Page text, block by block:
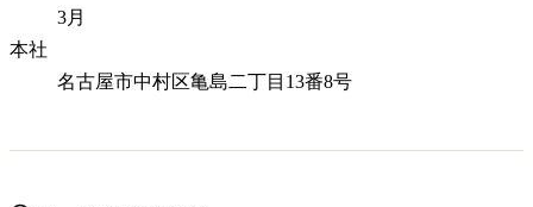
3月
本社
名古屋市中村区亀島二丁目13番8号